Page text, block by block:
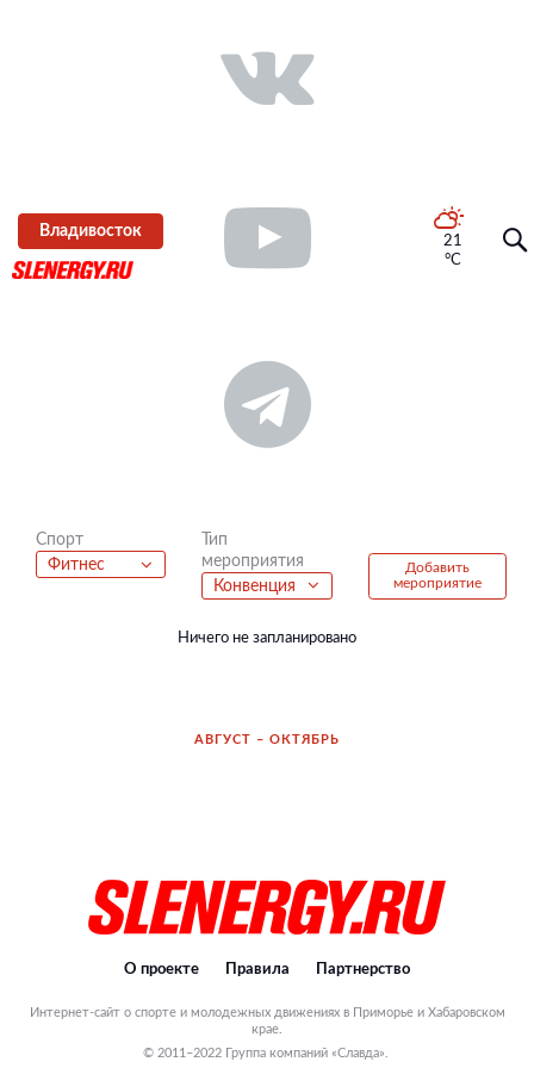
Владивосток
21
°C
Спорт
Фитнес
Тип
мероприятия
Конвенция
Добавить
мероприятие
Ничего не запланировано
АВГУСТ – ОКТЯБРЬ
О проекте Правила Партнерство
Интернет-сайт о спорте и молодежных движениях в Приморье и Хабаровском
крае.
© 2011–2022 Группа компаний «Славда».